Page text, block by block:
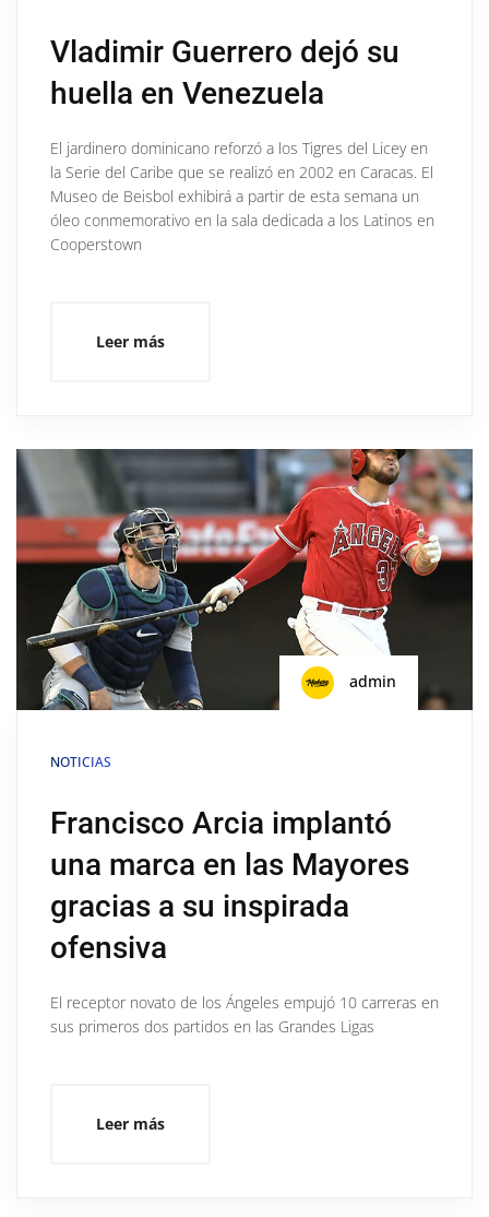
Vladimir Guerrero dejó su
huella en Venezuela
El jardinero dominicano reforzó a los Tigres del Licey en
la Serie del Caribe que se realizó en 2002 en Caracas. El
Museo de Beisbol exhibirá a partir de esta semana un
óleo conmemorativo en la sala dedicada a los Latinos en
Cooperstown
Leer más
admin
NOTICIAS
Francisco Arcia implantó
una marca en las Mayores
gracias a su inspirada
ofensiva
El receptor novato de los Ángeles empujó 10 carreras en
sus primeros dos partidos en las Grandes Ligas
Leer más